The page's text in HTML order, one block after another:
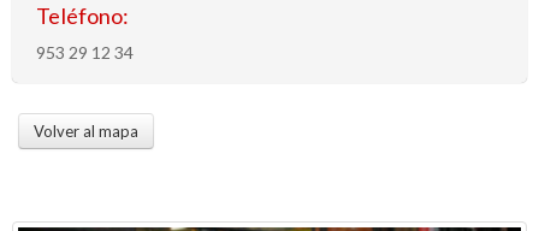
Teléfono:
953 29 12 34
Volver al mapa